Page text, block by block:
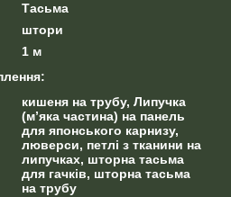
Тасьма
штори
1 м
кишеня на трубу, Липучка
(м’яка частина) на панель
для японського карнизу,
люверси, петлі з тканини на
липучках, шторна тасьма
для гачків, шторна тасьма
на трубу